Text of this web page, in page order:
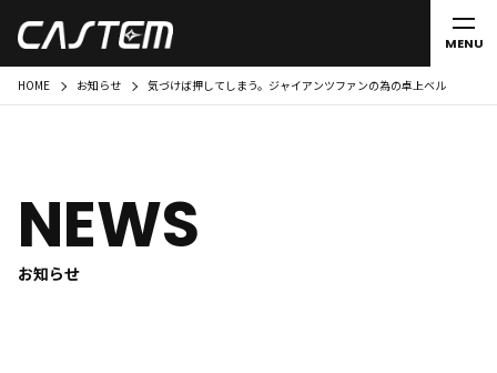
MENU
HOME お知らせ 気づけば押してしまう。ジャイアンツファンの為の卓上ベル
NEWS
お知らせ